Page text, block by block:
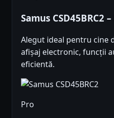
Samus CSD45BRC2
Alegut ideal pentru cine
afișaj electronic, funcții
eficientă.
Pro